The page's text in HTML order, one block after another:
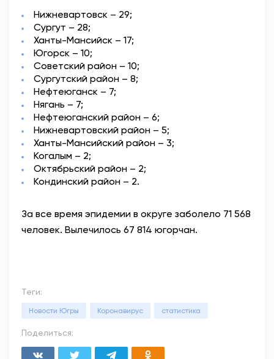
Нижневартовск – 29;
Сургут – 28;
Ханты-Мансийск – 17;
Югорск – 10;
Советский район – 10;
Сургутский район – 8;
Нефтеюганск – 7;
Нягань – 7;
Нефтеюганский район – 6;
Нижневартовский район – 5;
Ханты-Мансийский район – 3;
Когалым – 2;
Октябрьский район – 2;
Кондинский район – 2.
За все время эпидемии в округе заболело 71 568
человек. Вылечилось 67 814 югорчан.
Теги:
Новости Югры Коронавирус статистика
Поделиться: